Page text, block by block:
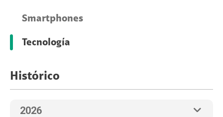
Smartphones
Tecnología
Histórico
2026